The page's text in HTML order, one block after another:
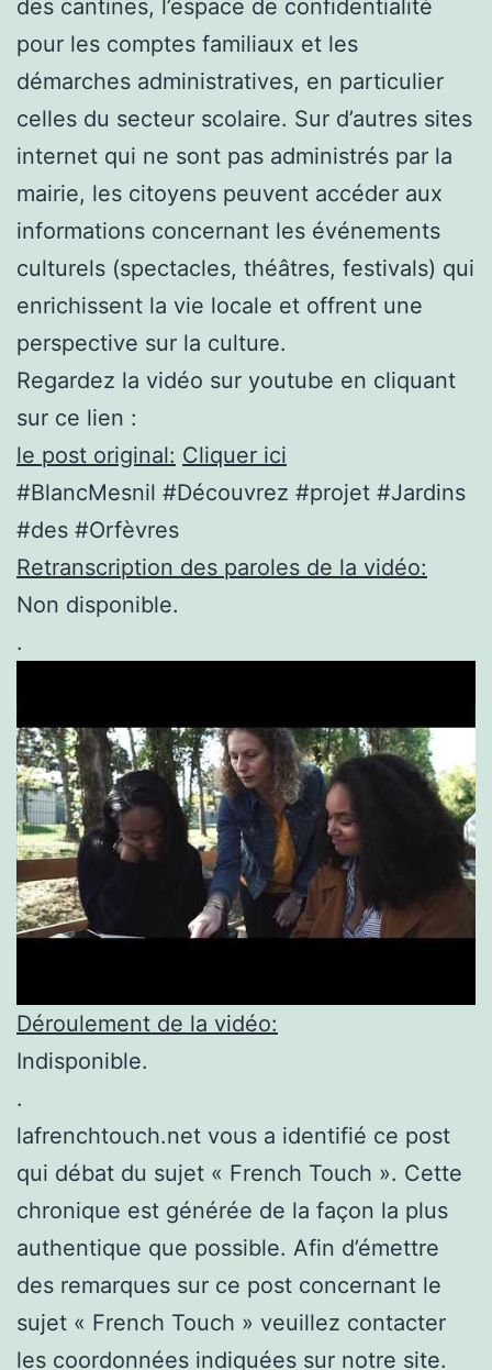
des cantines, l’espace de confidentialité
pour les comptes familiaux et les
démarches administratives, en particulier
celles du secteur scolaire. Sur d’autres sites
internet qui ne sont pas administrés par la
mairie, les citoyens peuvent accéder aux
informations concernant les événements
culturels (spectacles, théâtres, festivals) qui
enrichissent la vie locale et offrent une
perspective sur la culture.
Regardez la vidéo sur youtube en cliquant
sur ce lien :
le post original: Cliquer ici
#BlancMesnil #Découvrez #projet #Jardins
#des #Orfèvres
Retranscription des paroles de la vidéo:
Non disponible.
.
Déroulement de la vidéo:
Indisponible.
.
lafrenchtouch.net vous a identifié ce post
qui débat du sujet « French Touch ». Cette
chronique est générée de la façon la plus
authentique que possible. Afin d’émettre
des remarques sur ce post concernant le
sujet « French Touch » veuillez contacter
les coordonnées indiquées sur notre site.